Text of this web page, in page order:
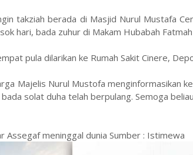
takziah berada di Masjid Nurul Mustafa
hari, bada zuhur di Makam Hubabah
pula dilarikan ke Rumah Sakit Cinere,
Majelis Nurul Mustofa menginformasikan
solat duha telah berpulang. Semoga
Assegaf meninggal dunia Sumber : Istimewa